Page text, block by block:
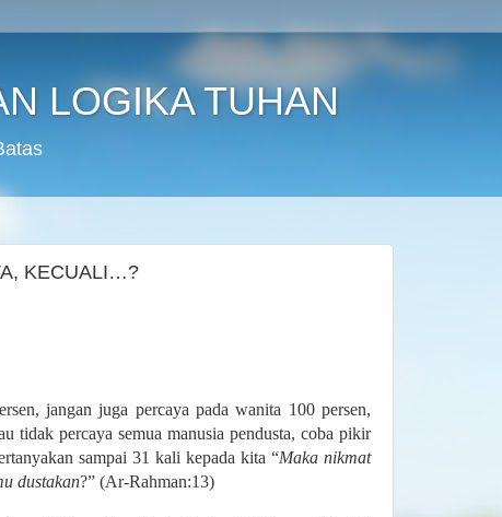
LOGIKA TUHAN
KECUALI…?
jangan juga percaya pada wanita 100 persen,
tidak percaya semua manusia pendusta, coba pikir
sampai 31 kali kepada kita “Maka nikmat
dustakan?” (Ar-Rahman:13)